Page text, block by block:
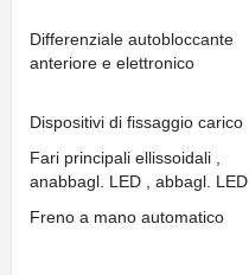
Differenziale autobloccante
anteriore e elettronico
Dispositivi di fissaggio carico
Fari principali ellissoidali ,
anabbagl. LED , abbagl. LED
Freno a mano automatico